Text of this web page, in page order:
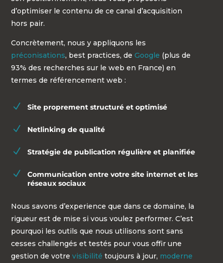
d’optimiser le contenu de ce canal d’acquisition
hors pair.
Concrètement, nous y appliquons les
préconisations, best practices, deGoogle (plus de
93% des recherches sur le web en France) en
termes de référencement web :
N Site proprement structuré et optimisé
N Netlinking de qualité
N Stratégie de publication régulière et planifiée
N
Communication entre votre site internet et les
réseaux sociaux
Nous savons d’experience que dans ce domaine, la
rigueur est de mise si vous voulez performer. C’est
pourquoi les outils que nous utilisons sont sans
cesses challengés et testés pour vous offir une
gestion de votrevisibilité toujours à jour, moderne